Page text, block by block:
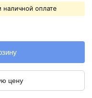
наличной оплате
цену